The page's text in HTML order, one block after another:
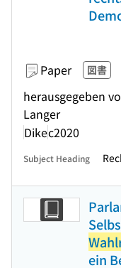
Paper 図書
herausgegeben
Langer
Dikec2020
Subject Heading
ein